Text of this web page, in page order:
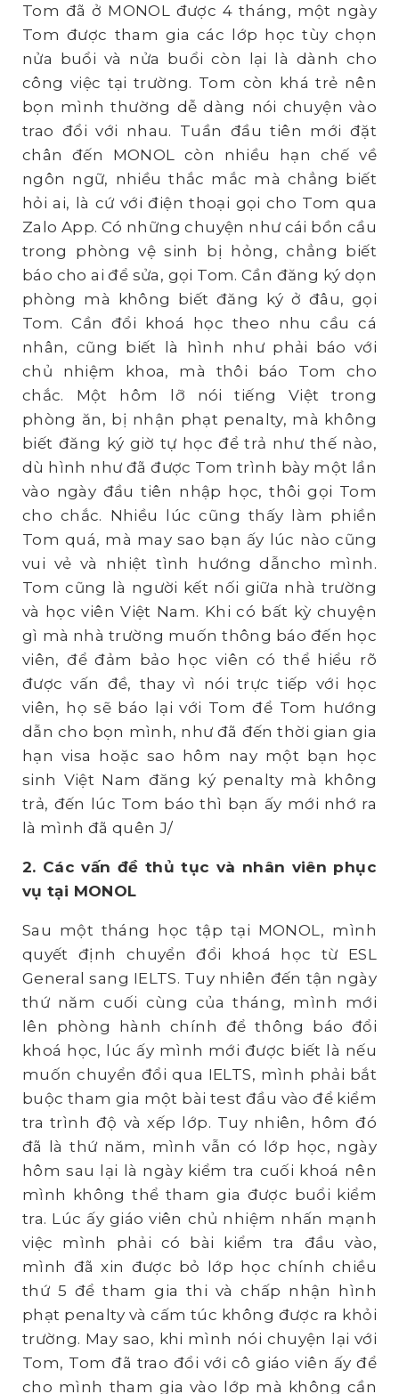
Tom đã ở MONOL được 4 tháng, một ngày
Tom được tham gia các lớp học tùy chọn
nửa buổi và nửa buổi còn lại là dành cho
công việc tại trường. Tom còn khá trẻ nên
bọn mình thường dễ dàng nói chuyện vào
trao đổi với nhau. Tuần đầu tiên mới đặt
chân đến MONOL còn nhiều hạn chế về
ngôn ngữ, nhiều thắc mắc mà chẳng biết
hỏi ai, là cứ với điện thoại gọi cho Tom qua
Zalo App. Có những chuyện như cái bồn cầu
trong phòng vệ sinh bị hỏng, chẳng biết
báo cho ai để sửa, gọi Tom. Cần đăng ký dọn
phòng mà không biết đăng ký ở đâu, gọi
Tom. Cần đổi khoá học theo nhu cầu cá
nhân, cũng biết là hình như phải báo với
chủ nhiệm khoa, mà thôi báo Tom cho
chắc. Một hôm lỡ nói tiếng Việt trong
phòng ăn, bị nhận phạt penalty, mà không
biết đăng ký giờ tự học để trả như thế nào,
dù hình như đã được Tom trình bày một lần
vào ngày đầu tiên nhập học, thôi gọi Tom
cho chắc. Nhiều lúc cũng thấy làm phiền
Tom quá, mà may sao bạn ấy lúc nào cũng
vui vẻ và nhiệt tình hướng dẫncho mình.
Tom cũng là người kết nối giữa nhà trường
và học viên Việt Nam. Khi có bất kỳ chuyện
gì mà nhà trường muốn thông báo đến học
viên, để đảm bảo học viên có thể hiểu rõ
được vấn đề, thay vì nói trực tiếp với học
viên, họ sẽ báo lại với Tom để Tom hướng
dẫn cho bọn mình, như đã đến thời gian gia
hạn visa hoặc sao hôm nay một bạn học
sinh Việt Nam đăng ký penalty mà không
trả, đến lúc Tom báo thì bạn ấy mới nhớ ra
là mình đã quên J/
2. Các vấn đề thủ tục và nhân viên phục
vụ tại MONOL
Sau một tháng học tập tại MONOL, mình
quyết định chuyển đổi khoá học từ ESL
General sang IELTS. Tuy nhiên đến tận ngày
thứ năm cuối cùng của tháng, mình mới
lên phòng hành chính để thông báo đổi
khoá học, lúc ấy mình mới được biết là nếu
muốn chuyển đổi qua IELTS, mình phải bắt
buộc tham gia một bài test đầu vào để kiểm
tra trình độ và xếp lớp. Tuy nhiên, hôm đó
đã là thứ năm, mình vẫn có lớp học, ngày
hôm sau lại là ngày kiểm tra cuối khoá nên
mình không thể tham gia được buổi kiểm
tra. Lúc ấy giáo viên chủ nhiệm nhấn mạnh
việc mình phải có bài kiểm tra đầu vào,
mình đã xin được bỏ lớp học chính chiều
thứ 5 để tham gia thi và chấp nhận hình
phạt penalty và cấm túc không được ra khỏi
trường. May sao, khi mình nói chuyện lại với
Tom, Tom đã trao đổi với cô giáo viên ấy để
cho mình tham gia vào lớp mà không cần